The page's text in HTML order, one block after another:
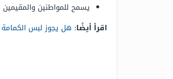
يسمح للمواطنين
اقرأ أيضًا: هل يجوز لبس